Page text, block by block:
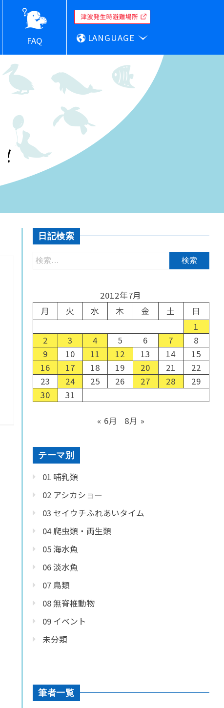
FAQ LANGUAGE
日記検索
2012年7月
月
火 水 木 金 土
日
1
2
3 4 5 6 7
8
9
10 11 12 13 14
15
16
17 18 19 20 21
22
23
24 25 26 27 28
29
30
31
« 6月 8月 »
テーマ別
01 哺乳類
02 アシカショー
03 セイウチふれあいタイム
04 爬虫類・両生類
05 海水魚
06 淡水魚
07 鳥類
08 無脊椎動物
09 イベント
未分類
筆者一覧